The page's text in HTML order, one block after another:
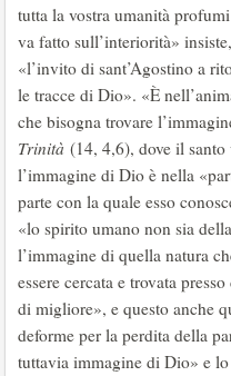
tutta la vostra umanità
va fatto sull’interiorità»
«l’invito di sant’Agostino a
le tracce di Dio». «È
che bisogna trovare
Trinità (14, 4,6), dove il
l’immagine di Dio è nella
parte con la quale esso
«lo spirito umano non sia
l’immagine di quella natura
essere cercata e trovata
di migliore», e questo anche
deforme per la perdita della
tuttavia immagine di Dio» e